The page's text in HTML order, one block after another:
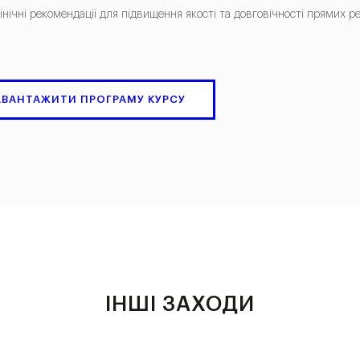
рекомендації для підвищення якості та довговічності прямих
ПРОГРАМУ КУРСУ
ІНШІ ЗАХОДИ